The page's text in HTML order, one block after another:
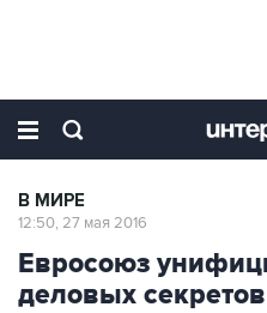
В МИРЕ
12:50, 27 мая 2016
Евросоюз
деловых секретов